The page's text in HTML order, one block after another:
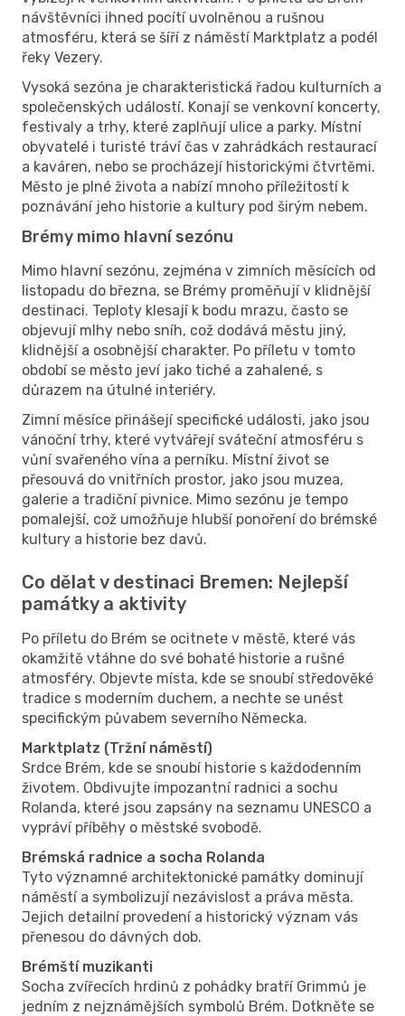
návštěvníci ihned pocítí uvolněnou a rušnou
atmosféru, která se šíří z náměstí Marktplatz a podél
řeky Vezery.
Vysoká sezóna je charakteristická řadou kulturních a
společenských událostí. Konají se venkovní koncerty,
festivaly a trhy, které zaplňují ulice a parky. Místní
obyvatelé i turisté tráví čas v zahrádkách restaurací
a kaváren, nebo se procházejí historickými čtvrtěmi.
Město je plné života a nabízí mnoho příležitostí k
poznávání jeho historie a kultury pod širým nebem.
Brémy mimo hlavní sezónu
Mimo hlavní sezónu, zejména v zimních měsících od
listopadu do března, se Brémy proměňují v klidnější
destinaci. Teploty klesají k bodu mrazu, často se
objevují mlhy nebo sníh, což dodává městu jiný,
klidnější a osobnější charakter. Po příletu v tomto
období se město jeví jako tiché a zahalené, s
důrazem na útulné interiéry.
Zimní měsíce přinášejí specifické události, jako jsou
vánoční trhy, které vytvářejí sváteční atmosféru s
vůní svařeného vína a perníku. Místní život se
přesouvá do vnitřních prostor, jako jsou muzea,
galerie a tradiční pivnice. Mimo sezónu je tempo
pomalejší, což umožňuje hlubší ponoření do brémské
kultury a historie bez davů.
Co dělat v destinaci Bremen: Nejlepší
památky a aktivity
Po příletu do Brém se ocitnete v městě, které vás
okamžitě vtáhne do své bohaté historie a rušné
atmosféry. Objevte místa, kde se snoubí středověké
tradice s moderním duchem, a nechte se unést
specifickým půvabem severního Německa.
Marktplatz (Tržní náměstí)
Srdce Brém, kde se snoubí historie s každodenním
životem. Obdivujte impozantní radnici a sochu
Rolanda, které jsou zapsány na seznamu UNESCO a
vypráví příběhy o městské svobodě.
Brémská radnice a socha Rolanda
Tyto významné architektonické památky dominují
náměstí a symbolizují nezávislost a práva města.
Jejich detailní provedení a historický význam vás
přenesou do dávných dob.
Brémští muzikanti
Socha zvířecích hrdinů z pohádky bratří Grimmů je
jedním z nejznámějších symbolů Brém. Dotkněte se